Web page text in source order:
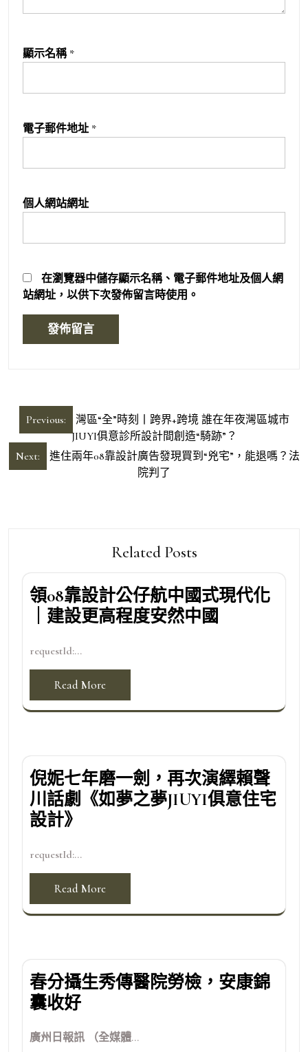
顯示名稱 *
電子郵件地址 *
個人網站網址
在瀏覽器中儲存顯示名稱、電子郵件地址及個人網
站網址，以供下次發佈留言時使用。
章
導
Previous:
灣區“全”時刻丨跨界+跨境 誰在年夜灣區城市
JIUYI俱意診所設計間創造“騎跡”？
Next:
進住兩年08靠設計廣告發現買到“兇宅”，能退嗎？法
院判了
Related Posts
領08靠設計公仔航中國式現代化
｜建設更高程度安然中國
requestId:...
Read More
倪妮七年磨一劍，再次演繹賴聲
川話劇《如夢之夢JIUYI俱意住宅
設計》
requestId:...
Read More
春分攝生秀傳醫院勞檢，安康錦
囊收好
廣州日報訊 （全媒體...